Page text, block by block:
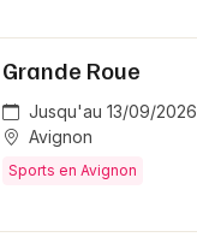
Grande Roue
Jusqu'au 13/09/2026
Avignon
Sports en Avignon